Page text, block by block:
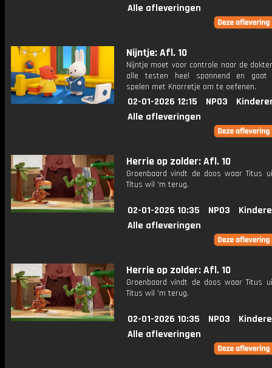
Alle afleveringen
Nijntje: Afl. 10
Nijntje moet voor controle naar de
alle testen heel spannend en gaat
spelen met Knorretje om te oefenen.
02-01-2026 12:15 NPO3
Alle afleveringen
Herrie op zolder: Afl. 10
Groenbaard vindt de doos waar Titus
Titus wil 'm terug.
02-01-2026 10:35 NPO3
Alle afleveringen
Herrie op zolder: Afl. 10
Groenbaard vindt de doos waar Titus
Titus wil 'm terug.
02-01-2026 10:35 NPO3
Alle afleveringen